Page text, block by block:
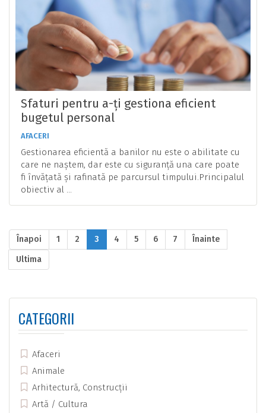
Sfaturi pentru a-ți gestiona eficient
bugetul personal
AFACERI
Gestionarea eficientă a banilor nu este o abilitate cu
care ne naștem, dar este cu siguranță una care poate
fi învățată și rafinată pe parcursul timpului.Principalul
obiectiv al ...
Înapoi 1 2 3 4 5 6 7
Înainte
Ultima
CATEGORII
Afaceri
Animale
Arhitectură, Construcții
Artă / Cultura